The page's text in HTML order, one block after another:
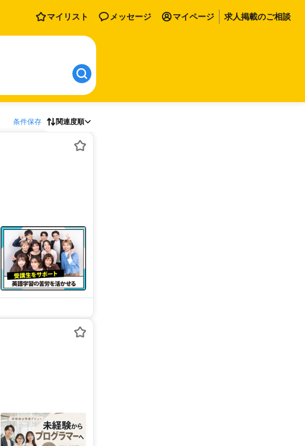
マイリスト メッセージ マイページ 求人掲載のご相談
条件保存 関連度順